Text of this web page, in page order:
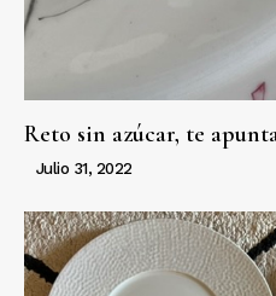
Reto sin azúcar, te
Julio 31, 2022